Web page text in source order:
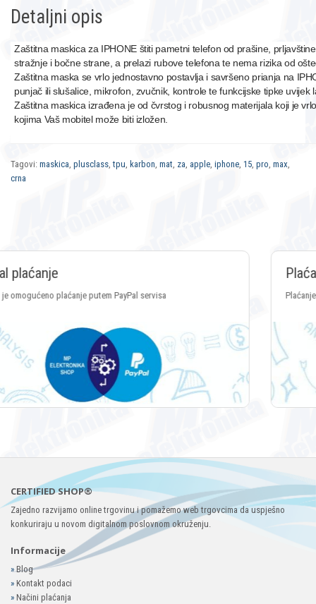
Detaljni opis
Zaštitna maskica za IPHONE štiti pametni telefon od prašine,
stražnje i bočne strane, a prelazi rubove telefona te nema rizika od
Zaštitna maska se vrlo jednostavno postavlja i savršeno prianja na
punjač ili slušalice, mikrofon, zvučnik, kontrole te funkcijske tipke uvijek
Zaštitna maskica izrađena je od čvrstog i robusnog materijala koji je
kojima Vaš mobitel može biti izložen.
Tagovi: maskica, plusclass,tpu, karbon, mat, za, apple, iphone, 15, pro, max,
crna
Plaćanje Crypto valutama
Plaćanje putem svih vrsta Crypto valuta
CERTIFIED SHOP®
Zajedno razvijamo online trgovinu i pomažemo web trgovcima da uspješno
konkuriraju u novom digitalnom poslovnom okruženju.
Informacije
»Blog
» Kontakt podaci
» Načini plaćanja